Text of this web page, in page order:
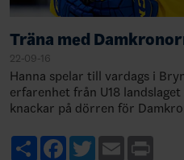
Träna med
22-09-16
Hanna spelar till vardags i
erfarenhet från U18
knackar på dörren för
ShareFacebook
TwitterEmail